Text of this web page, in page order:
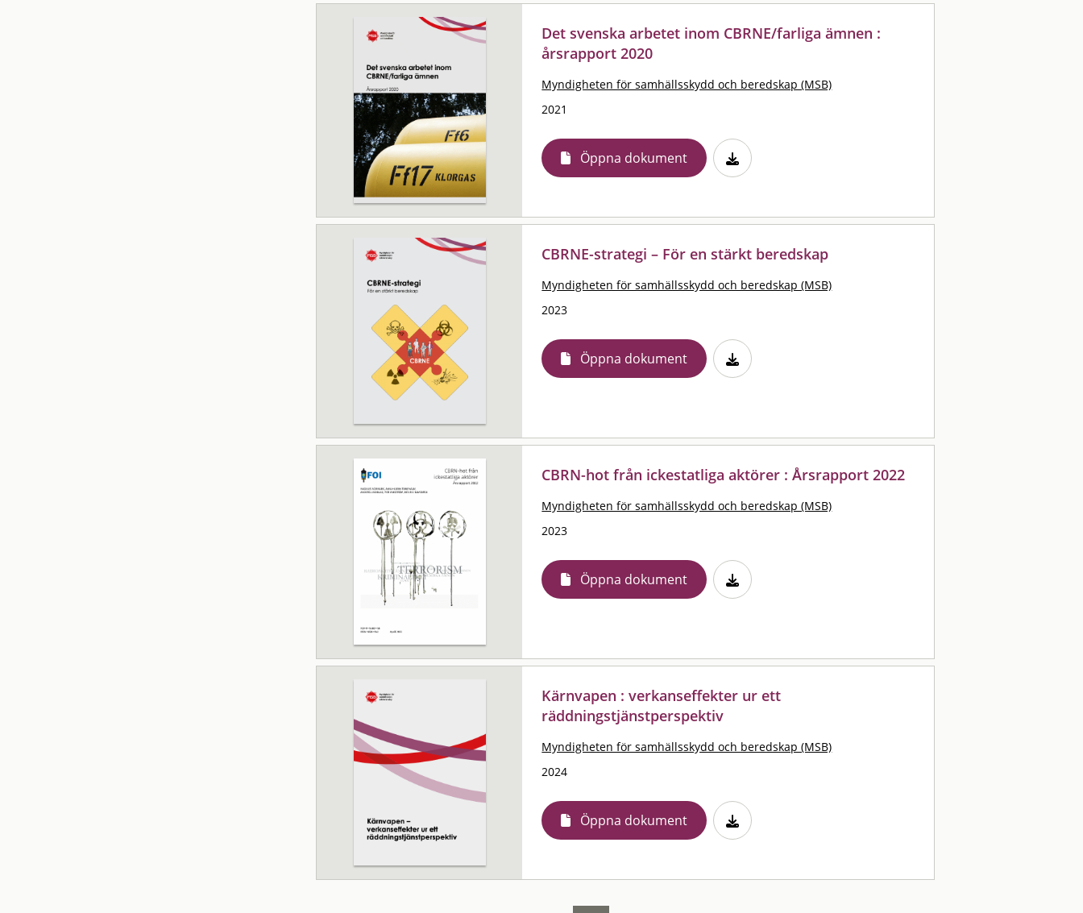
Det svenska arbetet inom CBRNE/farliga ämnen :
årsrapport 2020
Myndigheten för samhällsskydd och beredskap (MSB)
2021
Öppna dokument
CBRNE-strategi – För en stärkt beredskap
Myndigheten för samhällsskydd och beredskap (MSB)
2023
Öppna dokument
CBRN-hot från ickestatliga aktörer : Årsrapport 2022
Myndigheten för samhällsskydd och beredskap (MSB)
2023
Öppna dokument
Kärnvapen : verkanseffekter ur ett
räddningstjänstperspektiv
Myndigheten för samhällsskydd och beredskap (MSB)
2024
Öppna dokument